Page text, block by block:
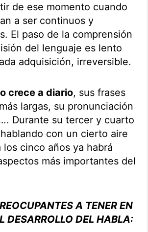
de ese momento cuando
a ser continuos y
El paso de la comprensión
del lenguaje es lento
adquisición, irreversible.
crece a diario, sus frases
largas, su pronunciación
Durante su tercer y cuarto
con un cierto aire
cinco años ya habrá
más importantes del
A TENER EN
DESARROLLO DEL HABLA: